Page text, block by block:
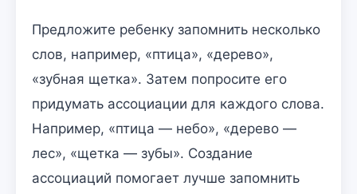
Предложите ребенку запомнить несколько
слов, например, «птица», «дерево»,
«зубная щетка». Затем попросите его
придумать ассоциации для каждого слова.
Например, «птица — небо», «дерево —
лес», «щетка — зубы». Создание
ассоциаций помогает лучше запомнить